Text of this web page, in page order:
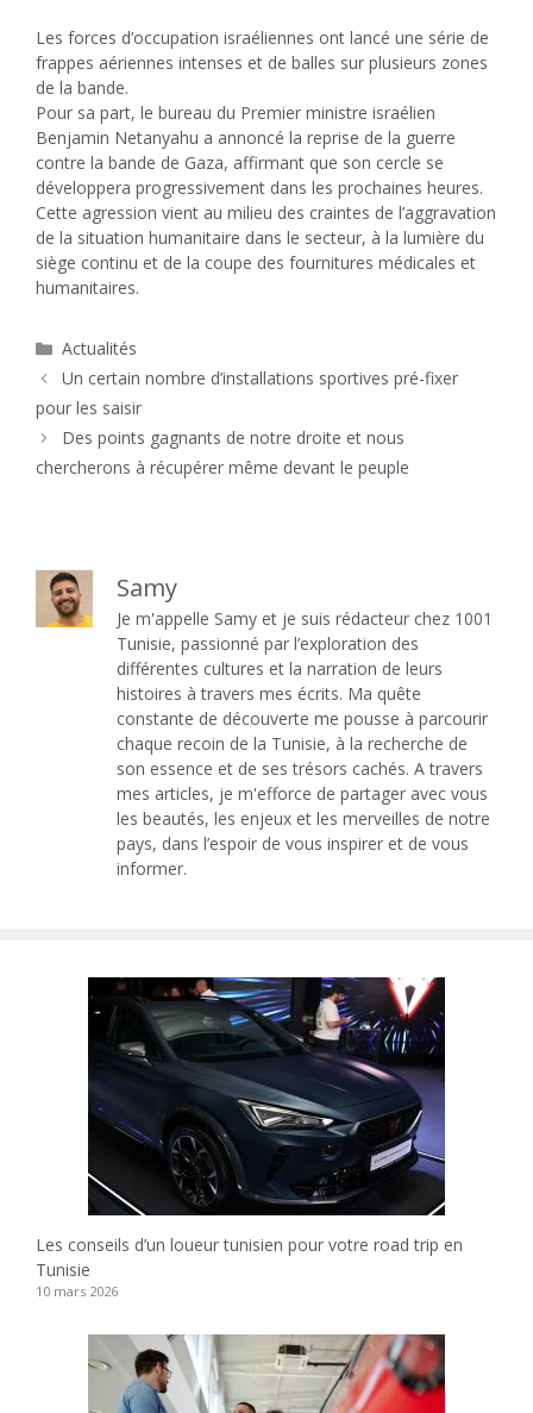
Les forces d’occupation israéliennes ont lancé une série de
frappes aériennes intenses et de balles sur plusieurs zones
de la bande.
Pour sa part, le bureau du Premier ministre israélien
Benjamin Netanyahu a annoncé la reprise de la guerre
contre la bande de Gaza, affirmant que son cercle se
développera progressivement dans les prochaines heures.
Cette agression vient au milieu des craintes de l’aggravation
de la situation humanitaire dans le secteur, à la lumière du
siège continu et de la coupe des fournitures médicales et
humanitaires.
Catégories
Actualités
Un certain nombre d’installations sportives pré-fixer
pour les saisir
Des points gagnants de notre droite et nous
chercherons à récupérer même devant le peuple
Samy
Je m'appelle Samy et je suis rédacteur chez 1001
Tunisie, passionné par l’exploration des
différentes cultures et la narration de leurs
histoires à travers mes écrits. Ma quête
constante de découverte me pousse à parcourir
chaque recoin de la Tunisie, à la recherche de
son essence et de ses trésors cachés. A travers
mes articles, je m'efforce de partager avec vous
les beautés, les enjeux et les merveilles de notre
pays, dans l’espoir de vous inspirer et de vous
informer.
Les conseils d’un loueur tunisien pour votre road trip en
Tunisie
10 mars 2026